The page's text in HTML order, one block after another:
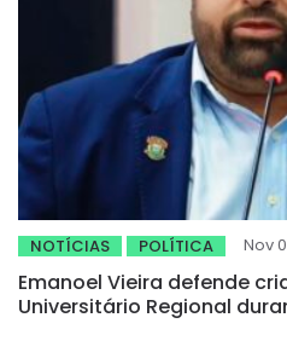
NOTÍCIAS POLÍTICA Nov
Emanoel Vieira defende
Universitário Regional